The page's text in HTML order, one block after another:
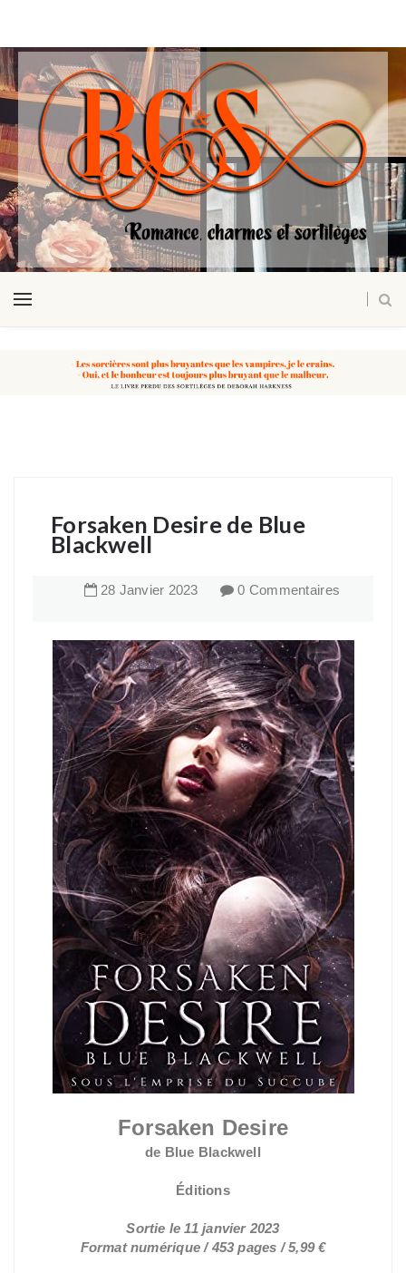
Forsaken Desire de Blue
Blackwell
28 Janvier 2023 0 Commentaires
Forsaken Desire
de Blue Blackwell
Éditions
Sortie le 11 janvier 2023
Format numérique / 453 pages / 5,99 €